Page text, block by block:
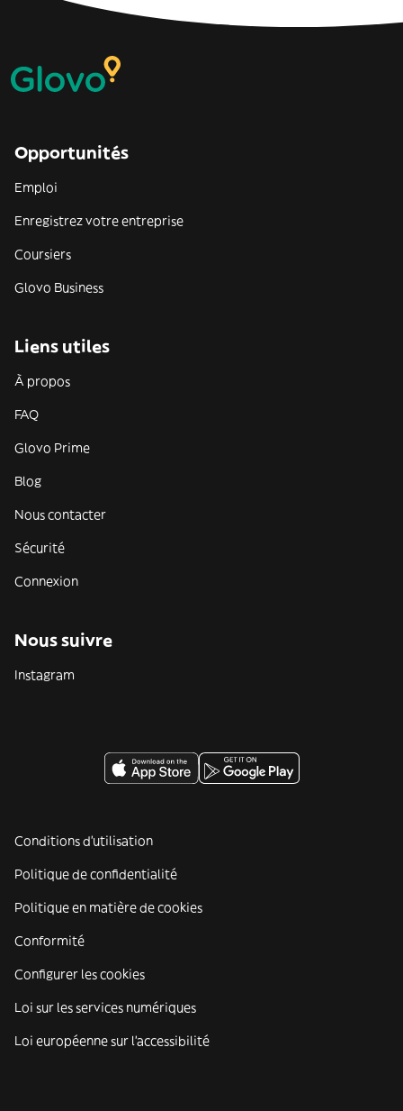
Opportunités
Emploi
Enregistrez votre entreprise
Coursiers
Glovo Business
Liens utiles
À propos
FAQ
Glovo Prime
Blog
Nous contacter
Sécurité
Connexion
Nous suivre
Instagram
Conditions d'utilisation
Politique de confidentialité
Politique en matière de cookies
Conformité
Configurer les cookies
Loi sur les services numériques
Loi européenne sur l’accessibilité